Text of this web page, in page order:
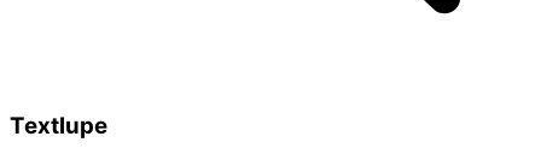
Textlupe